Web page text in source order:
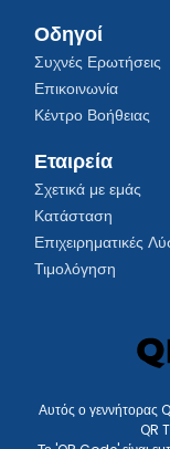
Οδηγοί
Συχνές Ερωτήσεις
Επικοινωνία
Κέντρο Βοήθειας
Εταιρεία
Σχετικά με εμάς
Κατάσταση
Επιχειρηματικές
Τιμολόγηση
Αυτός ο γεννήτορας
QR